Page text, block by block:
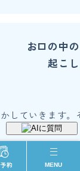
お口の中
起こ
していきます
約 MENU